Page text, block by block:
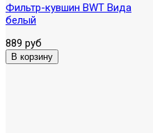
Фильтр-кувшин BWT Вида
белый
889 руб